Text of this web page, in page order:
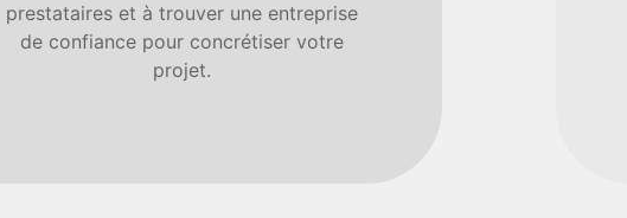
prestataires et à trouver une entreprise
de confiance pour concrétiser votre
projet.